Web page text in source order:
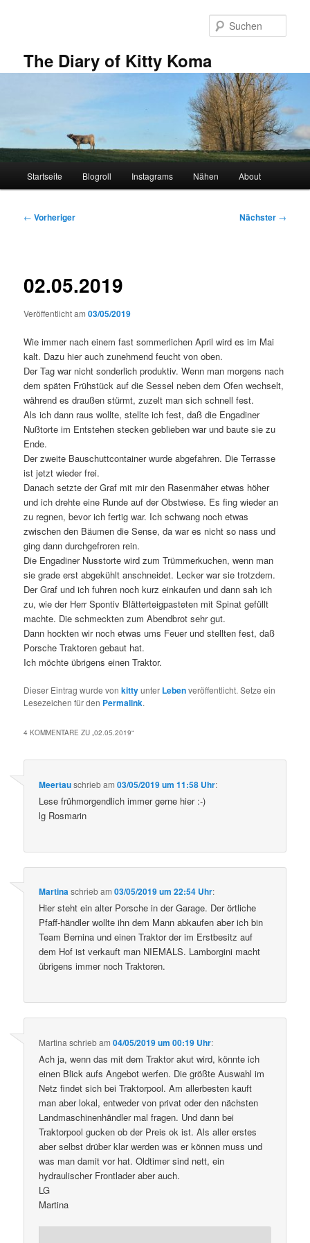
The Diary of Kitty Koma
Startseite Blogroll Instagrams Nähen About
Beitragsnavigation
← Vorheriger Nächster →
02.05.2019
Veröffentlicht am03/05/2019
Wie immer nach einem fast sommerlichen April wird es im Mai
kalt. Dazu hier auch zunehmend feucht von oben.
Der Tag war nicht sonderlich produktiv. Wenn man morgens nach
dem späten Frühstück auf die Sessel neben dem Ofen wechselt,
während es draußen stürmt, zuzelt man sich schnell fest.
Als ich dann raus wollte, stellte ich fest, daß die Engadiner
Nußtorte im Entstehen stecken geblieben war und baute sie zu
Ende.
Der zweite Bauschuttcontainer wurde abgefahren. Die Terrasse
ist jetzt wieder frei.
Danach setzte der Graf mit mir den Rasenmäher etwas höher
und ich drehte eine Runde auf der Obstwiese. Es fing wieder an
zu regnen, bevor ich fertig war. Ich schwang noch etwas
zwischen den Bäumen die Sense, da war es nicht so nass und
ging dann durchgefroren rein.
Die Engadiner Nusstorte wird zum Trümmerkuchen, wenn man
sie grade erst abgekühlt anschneidet. Lecker war sie trotzdem.
Der Graf und ich fuhren noch kurz einkaufen und dann sah ich
zu, wie der Herr Spontiv Blätterteigpasteten mit Spinat gefüllt
machte. Die schmeckten zum Abendbrot sehr gut.
Dann hockten wir noch etwas ums Feuer und stellten fest, daß
Porsche Traktoren gebaut hat.
Ich möchte übrigens einen Traktor.
Dieser Eintrag wurde vonkittyunter Lebenveröffentlicht. Setze ein
Lesezeichen für den Permalink.
4 KOMMENTARE ZU „02.05.2019“
Meertauschriebam03/05/2019 um 11:58 Uhr:
Lese frühmorgendlich immer gerne hier :-)
lg Rosmarin
Martinaschriebam03/05/2019 um 22:54 Uhr:
Hier steht ein alter Porsche in der Garage. Der örtliche
Pfaff-händler wollte ihn dem Mann abkaufen aber ich bin
Team Bernina und einen Traktor der im Erstbesitz auf
dem Hof ist verkauft man NIEMALS. Lamborgini macht
übrigens immer noch Traktoren.
Martina schriebam04/05/2019 um 00:19 Uhr:
Ach ja, wenn das mit dem Traktor akut wird, könnte ich
einen Blick aufs Angebot werfen. Die größte Auswahl im
Netz findet sich bei Traktorpool. Am allerbesten kauft
man aber lokal, entweder von privat oder den nächsten
Landmaschinenhändler mal fragen. Und dann bei
Traktorpool gucken ob der Preis ok ist. Als aller erstes
aber selbst drüber klar werden was er können muss und
was man damit vor hat. Oldtimer sind nett, ein
hydraulischer Frontlader aber auch.
LG
Martina